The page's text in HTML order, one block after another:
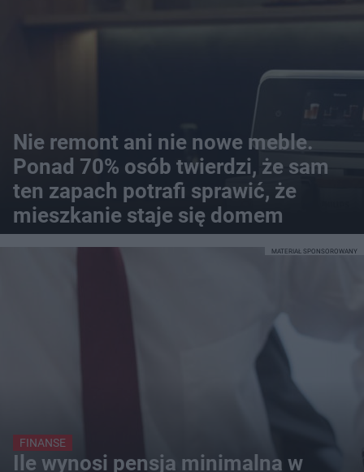
Nie remont ani nie nowe meble.
Ponad 70% osób twierdzi, że sam
ten zapach potrafi sprawić, że
mieszkanie staje się domem
FINANSE
Ile wynosi pensja minimalna w
MATERIAŁ SPONSOROWANY